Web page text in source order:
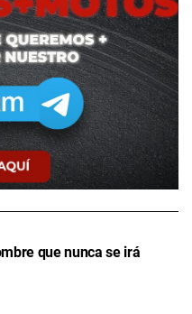
que nunca se irá